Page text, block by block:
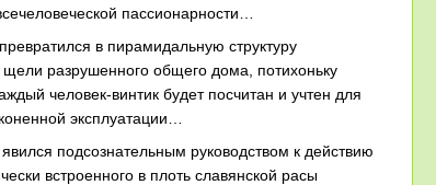
пассионарности…
в пирамидальную структуру
разрушенного общего дома, потихоньку
человек-винтик будет посчитан и учтен для
эксплуатации…
подсознательным руководством к действию
встроенного в плоть славянской расы